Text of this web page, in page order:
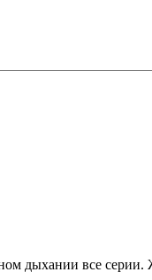
дыхании все серии.